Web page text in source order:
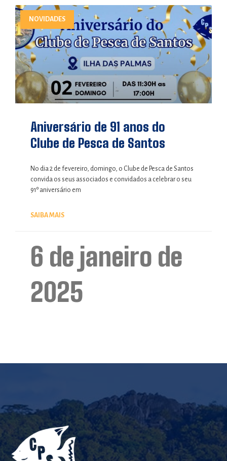
NOVIDADES
Aniversário de 91 anos do
Clube de Pesca de Santos
No dia 2 de fevereiro, domingo, o Clube de Pesca de Santos
convida os seus associados e convidados a celebrar o seu
91º aniversário em
SAIBA MAIS
6 de janeiro de
2025